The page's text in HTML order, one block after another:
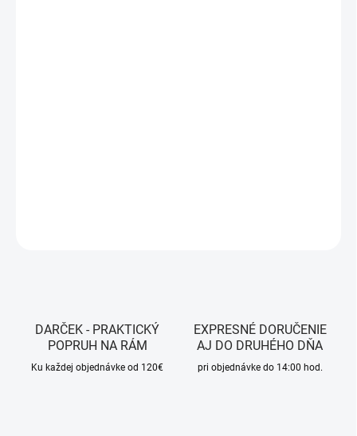
DARČEK - PRAKTICKÝ
POPRUH NA RÁM
Ku každej objednávke od 120€
EXPRESNÉ DORUČENIE
AJ DO DRUHÉHO DŇA
pri objednávke do 14:00 hod.